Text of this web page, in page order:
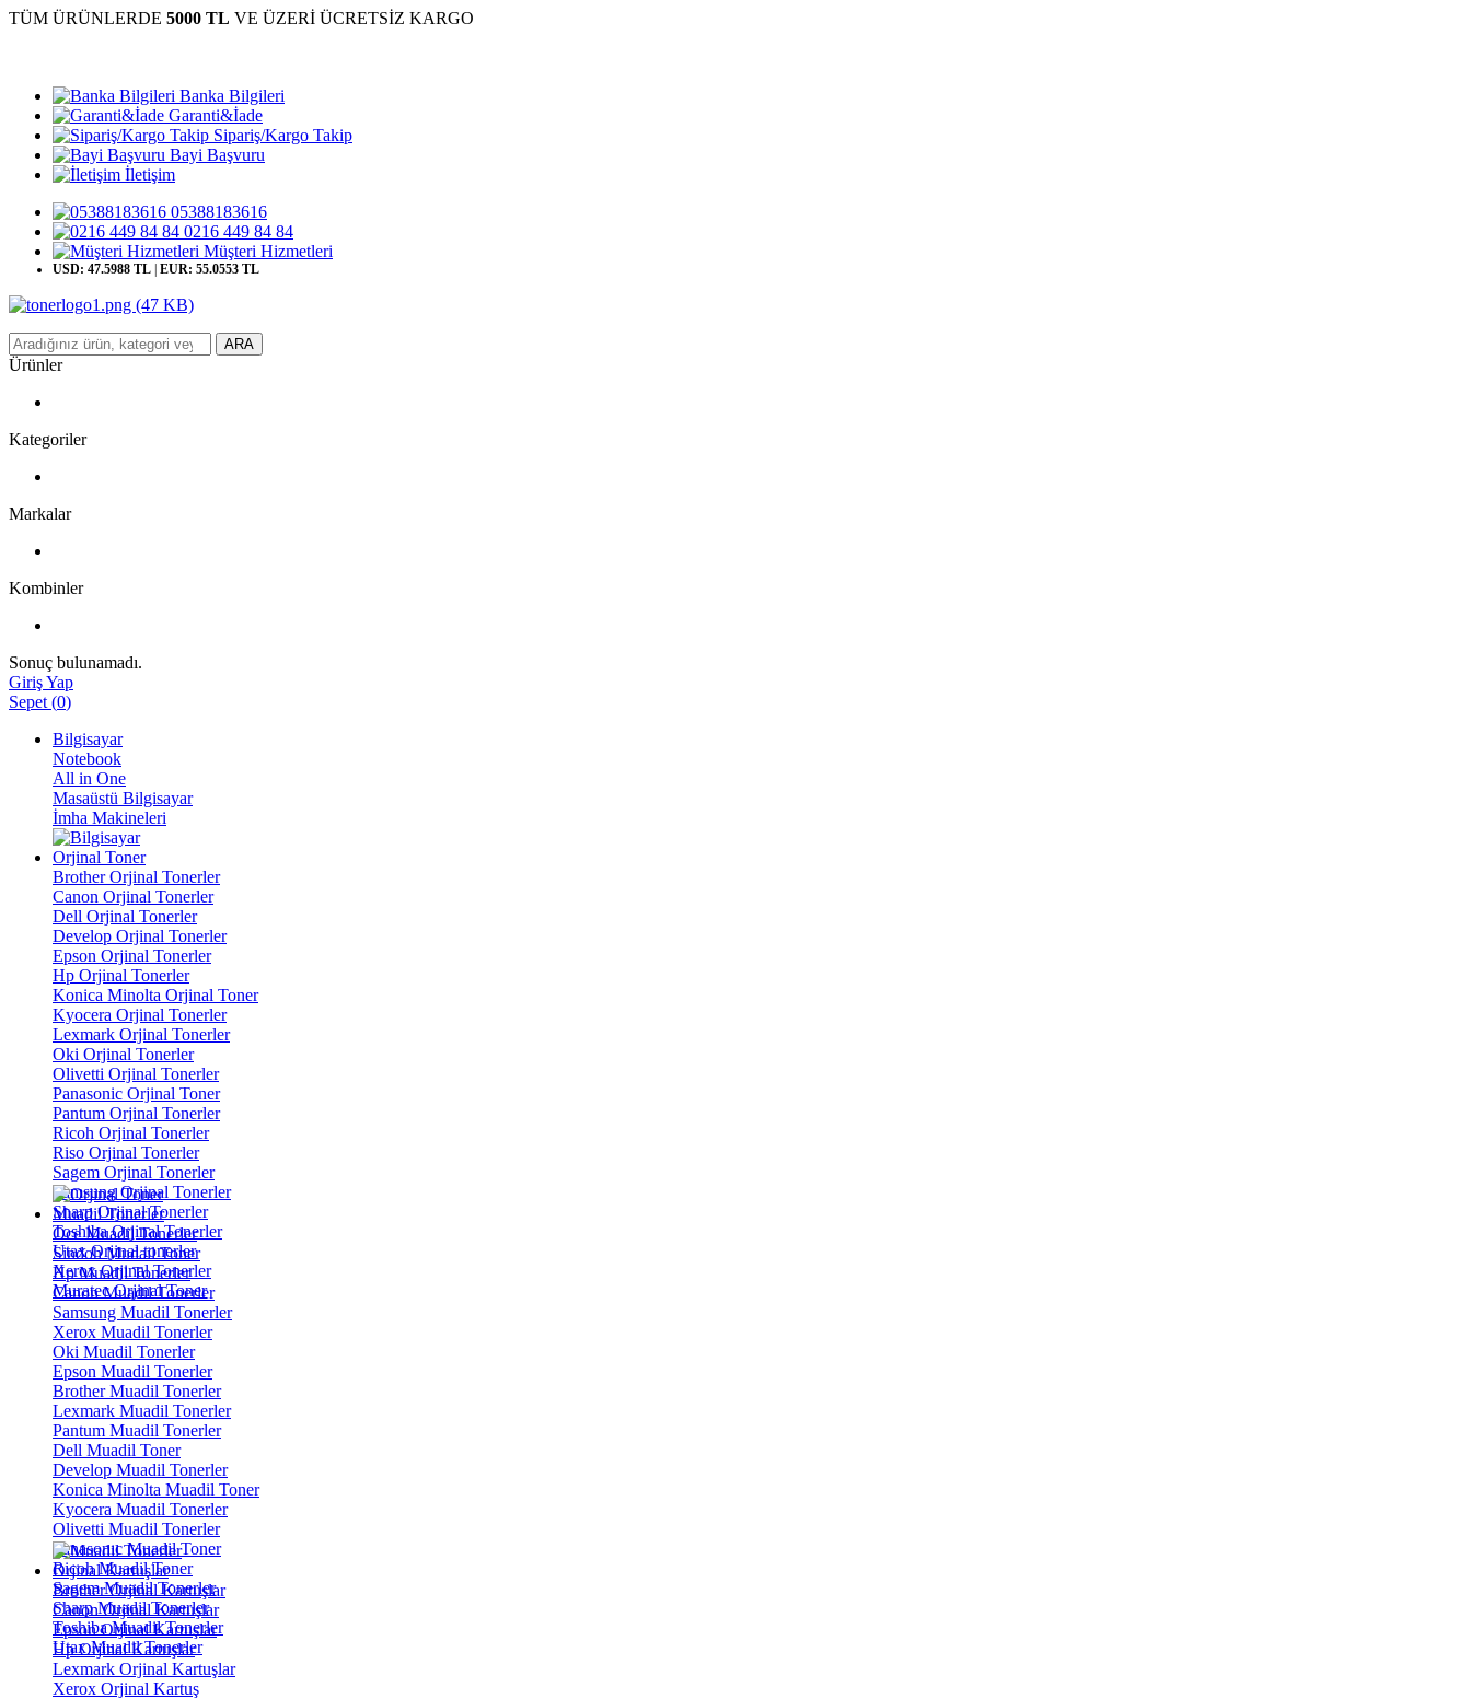
TÜM ÜRÜNLERDE 5000 TL VE ÜZERİ ÜCRETSİZ KARGO
Banka Bilgileri
Garanti&İade
Sipariş/Kargo Takip
Bayi Başvuru
İletişim
05388183616
0216 449 84 84
Müşteri Hizmetleri
USD: 47.5988 TL EUR: 55.0553 TL
ARA
Ürünler
Kategoriler
Markalar
Kombinler
Sonuç bulunamadı.
Giriş Yap
Sepet (0)
Bilgisayar
Notebook
All in One
Masaüstü Bilgisayar
İmha Makineleri
Orjinal Toner
Brother Orjinal Tonerler
Canon Orjinal Tonerler
Dell Orjinal Tonerler
Develop Orjinal Tonerler
Epson Orjinal Tonerler
Hp Orjinal Tonerler
Konica Minolta Orjinal Toner
Kyocera Orjinal Tonerler
Lexmark Orjinal Tonerler
Oki Orjinal Tonerler
Olivetti Orjinal Tonerler
Panasonic Orjinal Toner
Pantum Orjinal Tonerler
Ricoh Orjinal Tonerler
Riso Orjinal Tonerler
Sagem Orjinal Tonerler
Samsung Orjinal Tonerler
Sharp Orjinal Tonerler
Toshiba Orjinal Tonerler
Utax Orjinal tonerler
Xerox Orjinal Tonerler
Muratec Orjinal Toner
Muadil Tonerler
Oce Muadil Tonerler
Sindoh Mudail Toner
Hp Muadil Tonerler
Canon Muadil Tonerler
Samsung Muadil Tonerler
Xerox Muadil Tonerler
Oki Muadil Tonerler
Epson Muadil Tonerler
Brother Muadil Tonerler
Lexmark Muadil Tonerler
Pantum Muadil Tonerler
Dell Muadil Toner
Develop Muadil Tonerler
Konica Minolta Muadil Toner
Kyocera Muadil Tonerler
Olivetti Muadil Tonerler
Panasonıc Muadil Toner
Ricoh Muadil Toner
Sagem Muadil Tonerler
Sharp Muadil Tonerler
Toshiba Muadil Tonerler
Utax Muadil Tonerler
Orjinal Kartuşlar
Brother Orjinal Kartuşlar
Canon Orjinal Kartuşlar
Epson Orjinal Kartuşlar
Hp Orjinal Kartuşlar
Lexmark Orjinal Kartuşlar
Xerox Orjinal Kartuş